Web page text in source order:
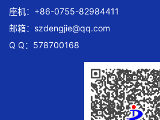
座机：+86-0755-82984411
邮箱： szdengjie@qq.com
Q Q：578700168